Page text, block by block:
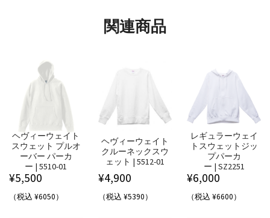
関連商品
ヘヴィーウェイト
スウェット プルオ
ーバー パーカ
ー | 5510-01
¥5,500
（税込 ¥6050）
ヘヴィーウェイト
クルーネックスウ
ェット | 5512-01
¥4,900
（税込 ¥5390）
レギュラーウェイ
トスウェットジッ
プパーカ
ー | SZ2251
¥6,000
（税込 ¥6600）